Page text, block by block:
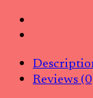
Reviews